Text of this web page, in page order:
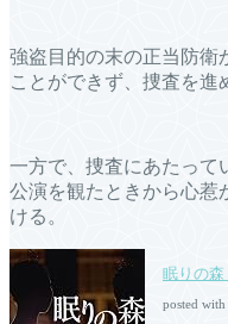
強盗目的の末の正当防衛
ことができず、捜査を進
一方で、捜査にあたって
公演を観たときから心惹
ける。
眠りの森
posted with